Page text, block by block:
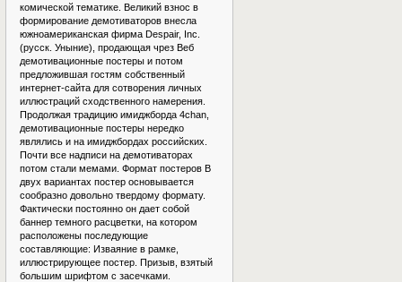
комической тематике. Великий взнос в
формирование демотиваторов внесла
южноамериканская фирма Despair, Inc.
(русск. Уныние), продающая чрез Веб
демотивационные постеры и потом
предложившая гостям собственный
интернет-сайта для сотворения личных
иллюстраций сходственного намерения.
Продолжая традицию имиджборда 4chan,
демотивационные постеры нередко
являлись и на имиджбордах российских.
Почти все надписи на демотиваторах
потом стали мемами. Формат постеров В
двух вариантах постер основывается
сообразно довольно твердому формату.
Фактически постоянно он дает собой
баннер темного расцветки, на котором
расположены последующие
составляющие: Изваяние в рамке,
иллюстрирующее постер. Призыв, взятый
большим шрифтом с засечками.